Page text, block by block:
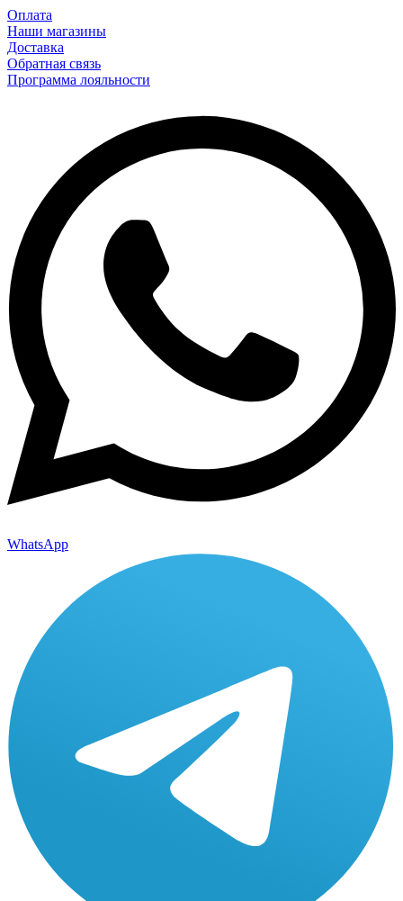
Оплата
Наши магазины
Доставка
Обратная связь
Программа лояльности
WhatsApp